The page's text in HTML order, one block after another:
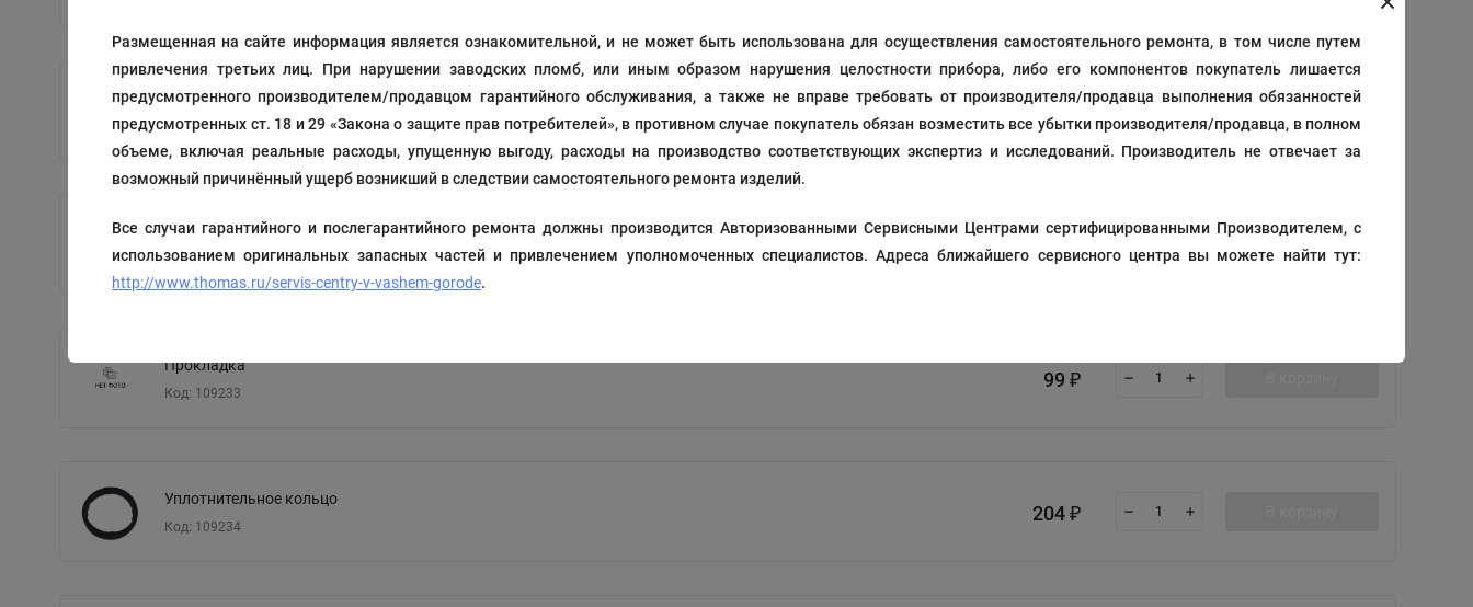
Размещенная на сайте информация является ознакомительной, и не может быть использована для осуществления самостоятельного ремонта, в том числе путем
привлечения третьих лиц. При нарушении заводских пломб, или иным образом нарушения целостности прибора, либо его компонентов покупатель лишается
предусмотренного производителем/продавцом гарантийного обслуживания, а также не вправе требовать от производителя/продавца выполнения обязанностей
предусмотренных ст. 18 и 29 «Закона о защите прав потребителей», в противном случае покупатель обязан возместить все убытки производителя/продавца, в полном
объеме, включая реальные расходы, упущенную выгоду, расходы на производство соответствующих экспертиз и исследований. Производитель не отвечает за
возможный причинённый ущерб возникший в следствии самостоятельного ремонта изделий.
Все случаи гарантийного и послегарантийного ремонта должны производится Авторизованными Сервисными Центрами сертифицированными Производителем, с
использованием оригинальных запасных частей и привлечением уполномоченных специалистов. Адреса ближайшего сервисного центра вы можете найти тут:
http://www.thomas.ru/servis-centry-v-vashem-gorode.
Шайбы
Код: 194084
24
Прокладки
Код: 194050
Прокладка
Код: 109233
99 ₽
Уплотнительное кольцо
Код: 109234
204 ₽